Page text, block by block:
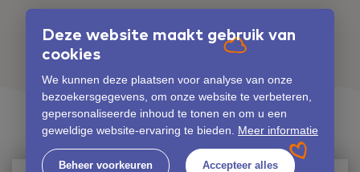
Deze website maakt gebruik van
cookies
We kunnen deze plaatsen voor analyse van onze
bezoekersgegevens, om onze website te verbeteren,
gepersonaliseerde inhoud te tonen en om u een
geweldige website-ervaring te bieden. Meer informatie
Beheer voorkeuren Accepteer alles
GEEN ANTWOORD GEVONDEN OP JE VRAAG?
Stel hier jouw vraag